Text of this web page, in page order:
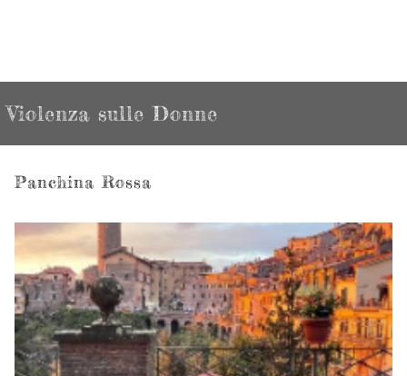
Violenza sulle Donne
Panchina Rossa